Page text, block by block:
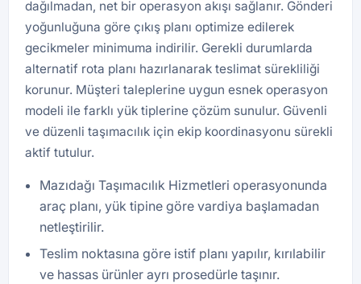
dağılmadan, net bir operasyon akışı sağlanır. Gönderi
yoğunluğuna göre çıkış planı optimize edilerek
gecikmeler minimuma indirilir. Gerekli durumlarda
alternatif rota planı hazırlanarak teslimat sürekliliği
korunur. Müşteri taleplerine uygun esnek operasyon
modeli ile farklı yük tiplerine çözüm sunulur. Güvenli
ve düzenli taşımacılık için ekip koordinasyonu sürekli
aktif tutulur.
Mazıdağı Taşımacılık Hizmetleri operasyonunda
araç planı, yük tipine göre vardiya başlamadan
netleştirilir.
Teslim noktasına göre istif planı yapılır, kırılabilir
ve hassas ürünler ayrı prosedürle taşınır.